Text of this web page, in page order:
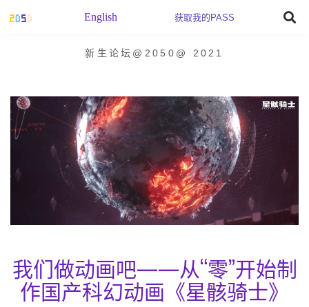
English 获取我的PASS
新生论坛@2050 @ 2021
我们做动画吧——从“零”开始制
作国产科幻动画《星骸骑士》